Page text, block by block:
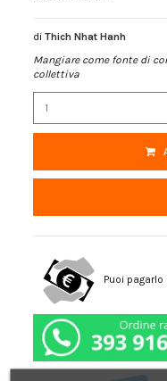
diThich Nhat Hanh
Mangiare come fonte di
collettiva
Puoi